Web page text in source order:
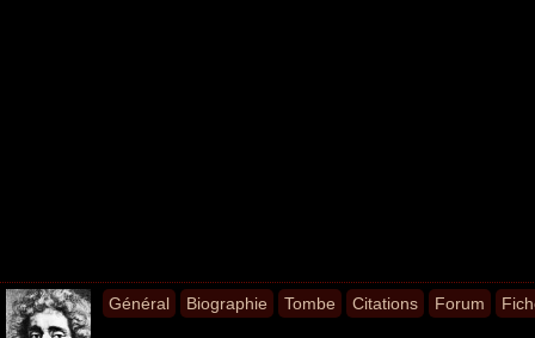
Général Biographie Tombe Citations Forum